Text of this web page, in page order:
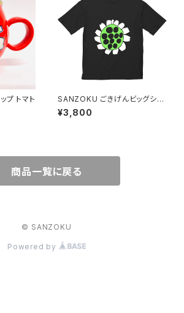
プ トマト
SANZOKU ごきげんビッグシル
エットT★（ブラック）
¥3,800
商品一覧に戻る
© SANZOKU
Powered by